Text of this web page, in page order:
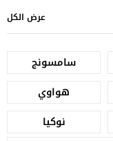
عرض الكل
سامسونج
هواوي
نوكيا